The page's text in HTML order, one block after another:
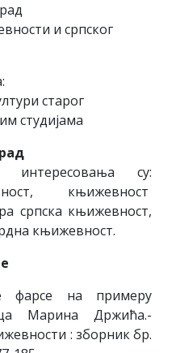
и српског
старог
студијама
интересовања су:
књижевност
српска књижевност,
књижевност.
фарсе на примеру
Марина Држића.-
: зборник бр.